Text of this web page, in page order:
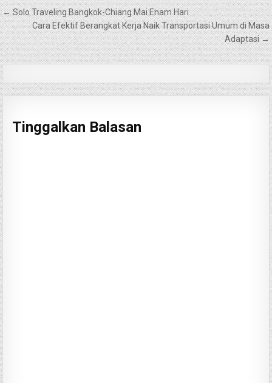
Navigasi
pos
← Solo Traveling Bangkok-Chiang Mai Enam Hari
Cara Efektif Berangkat Kerja Naik Transportasi Umum di Masa
Adaptasi →
Tinggalkan Balasan